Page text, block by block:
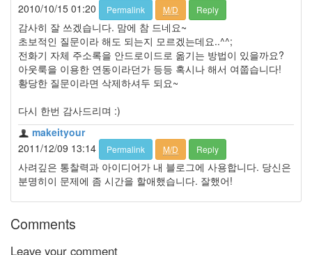
2010/10/15 01:20
Permalink M/D Reply
감사히 잘 쓰겠습니다. 맘에 참 드네요~
초보적인 질문이라 해도 되는지 모르겠는데요..^^;
전화기 자체 주소록을 안드로이드로 옮기는 방법이 있을까요?
아웃룩을 이용한 연동이라던가 등등 혹시나 해서 여쭙습니다!
황당한 질문이라면 삭제하셔두 되요~
다시 한번 감사드리며 :)
makeityour
2011/12/09 13:14
Permalink M/D Reply
사려깊은 통찰력과 아이디어가 내 블로그에 사용합니다. 당신은
분명히이 문제에 좀 시간을 할애했습니다. 잘했어!
Comments
Leave your comment